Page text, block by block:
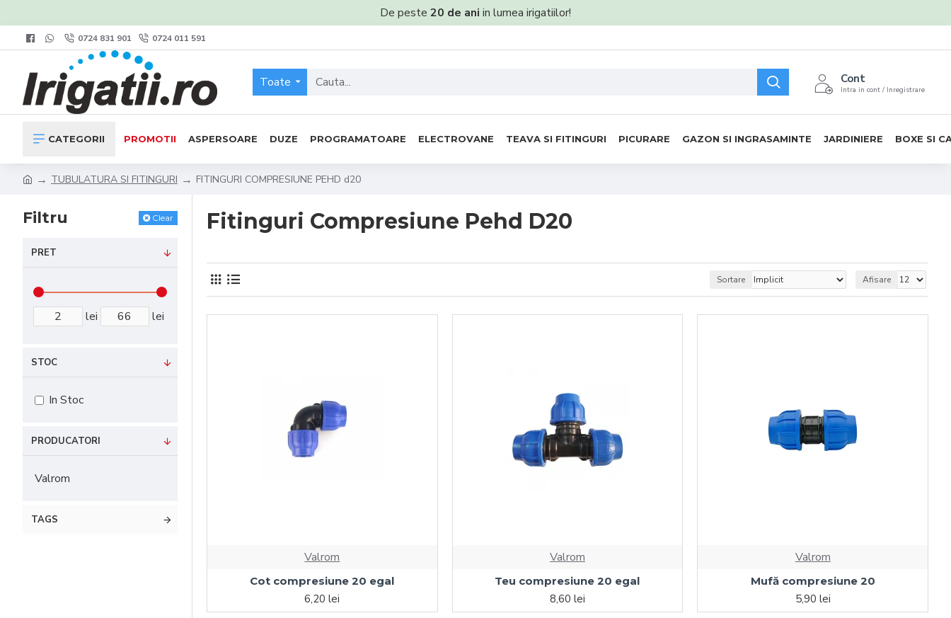
De peste 20 de ani in lumea irigatiilor!
0724 831 901 0724 011 591
Toate Cont
Intra in cont / Inregistrare
CATEGORII PROMOTII ASPERSOARE DUZE PROGRAMATOARE ELECTROVANE TEAVA SI FITINGURI PICURARE GAZON SI INGRASAMINTE JARDINIERE BOXE SI
TUBULATURA SI FITINGURI FITINGURI COMPRESIUNE PEHD d20
Filtru Clear
PRET
lei lei
PRODUCATORI
Valrom
TAGS
STOC
In Stoc
Fitinguri Compresiune Pehd D20
Sortare Afisare
Valrom
Cot compresiune 20 egal
6,20 lei
Valrom
Teu compresiune 20 egal
8,60 lei
Valrom
Mufă compresiune 20
5,90 lei